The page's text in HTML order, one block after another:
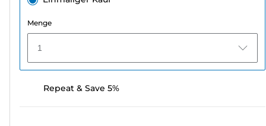
Menge
1
Repeat & Save 5%